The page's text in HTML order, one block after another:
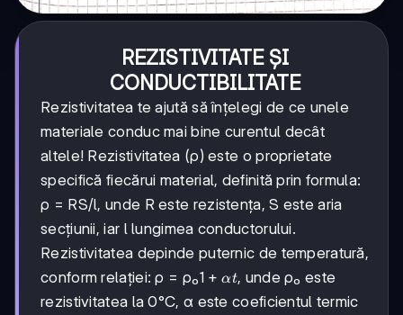
REZISTIVITATE ȘI
CONDUCTIBILITATE
Rezistivitatea te ajută să înțelegi de ce unele
materiale conduc mai bine curentul decât
altele! Rezistivitatea (ρ) este o proprietate
specifică fiecărui material, definită prin formula:
ρ = RS/l, unde R este rezistența, S este aria
secțiunii, iar l lungimea conductorului.
Rezistivitatea depinde puternic de temperatură,
conform relației: ρ = ρ₀1
+
1 + αt, unde ρ₀ este
rezistivitatea la 0°C, α este coeficientul termic